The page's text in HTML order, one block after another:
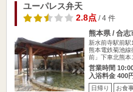
ユーパレス弁天
2.8点/ 4 件
熊本県 / 合志
新水前寺駅前
熊本電鉄菊池線
前」下車北熊本
営業時間
入浴料金 400
日帰り お食